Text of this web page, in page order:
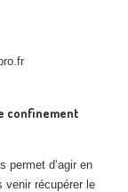
confinement
permet d’agir en
venir récupérer le